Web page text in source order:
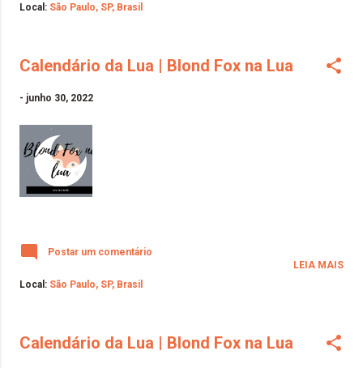
Local: São Paulo, SP, Brasil
Calendário da Lua | Blond Fox na Lua
- junho 30, 2022
Postar um comentário
Local: São Paulo, SP, Brasil
LEIA MAIS
Calendário da Lua | Blond Fox na Lua